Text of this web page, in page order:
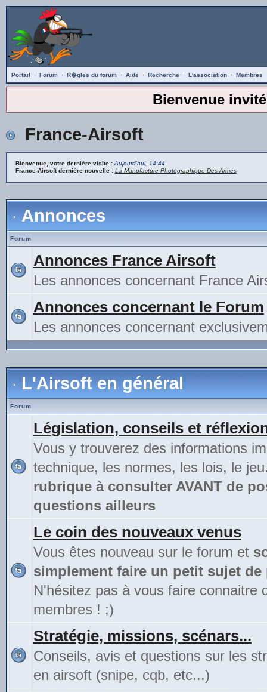
Portail · Forum · R�gles du forum · Aide · Recherche · L'association · Membres
Bienvenue invité
France-Airsoft
Bienvenue, votre dernière visite : Aujourd'hui, 14:44
France-Airsoft dernière nouvelle : La Manufacture Photographique Des Armes
Annonces
Forum
Annonces France Airsoft
Les annonces concernant France
Annonces concernant le Forum
Les annonces concernant
L'Airsoft en général
Forum
Législation, conseils et
Vous y trouverez des informations
technique, les normes, les lois, le
rubrique à consulter AVANT de
questions ailleurs
Le coin des nouveaux venus
Vous êtes nouveau sur le forum et
simplement faire un petit sujet
N'hésitez pas à vous faire connaitre
membres ! ;)
Stratégie, missions, scénars...
Conseils, avis et questions sur les
en airsoft (snipe, cqb, etc...)